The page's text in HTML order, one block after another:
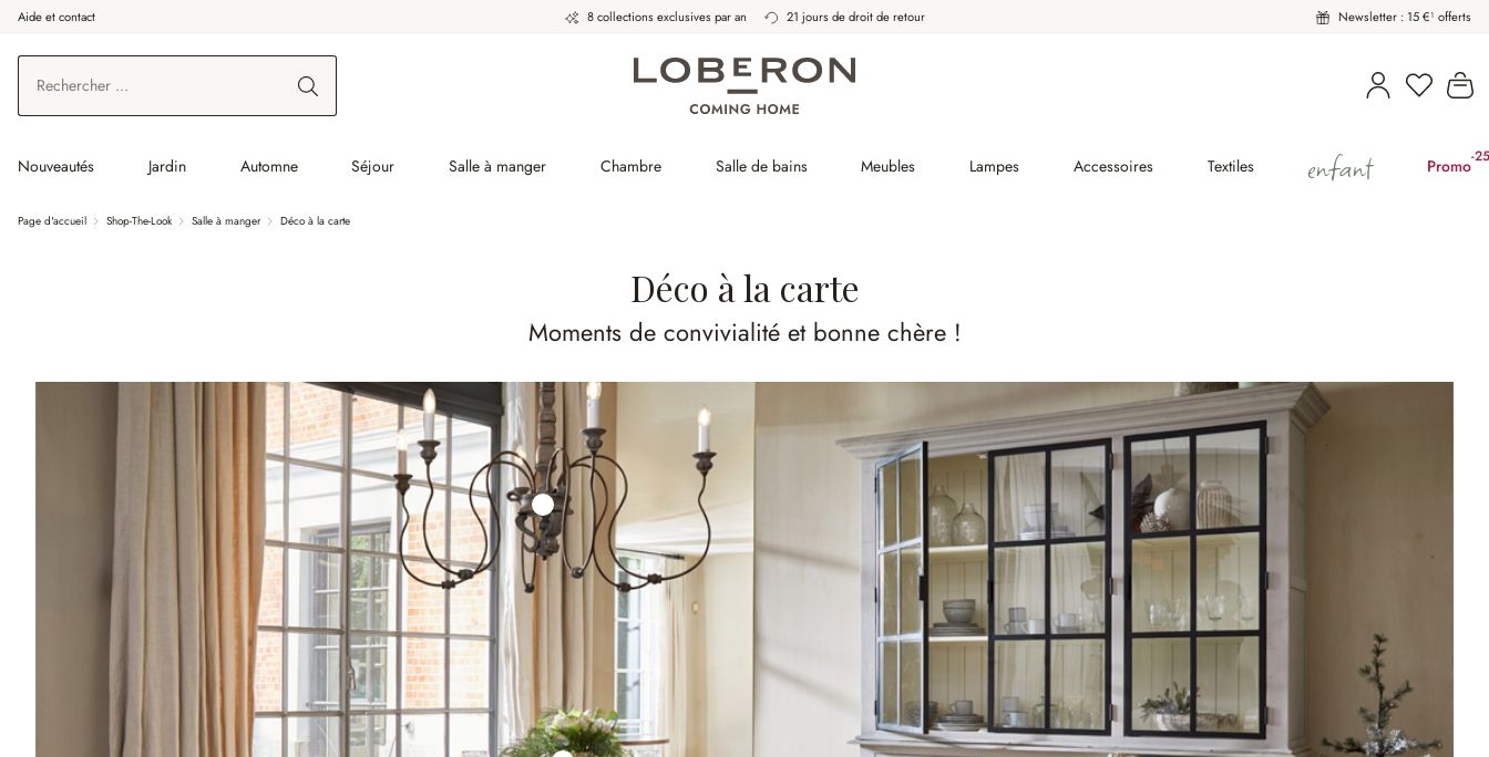
au contenu principal
Aller à la recherche
Aller à la navigation principale
Aide et contact 8 collections exclusives par an 21 jours de droit de retour Newsletter : 15 €¹ offerts
Vous
Nouveautés Jardin Automne Séjour Salle à manger Chambre Salle de bains Meubles Lampes Accessoires Textiles enfant Promo-
Page d'accueil Shop-The-Look Salle à manger Déco à la carte
Déco à la carte
Moments de convivialité et bonne chère !